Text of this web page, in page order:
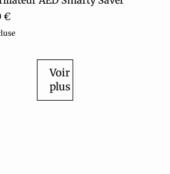
€
Voir
plus